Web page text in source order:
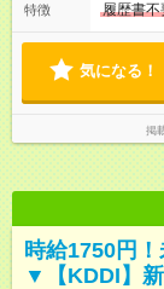
特徴 履歴書不
気になる！
掲
時給1750円
▼【KDDI】